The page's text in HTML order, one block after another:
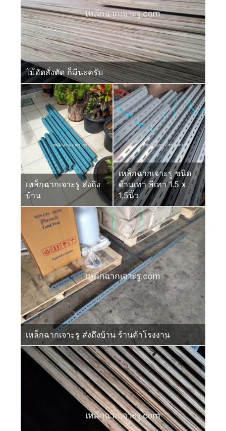
ไม้อัดสั่งตัด ก็มีนะครับ
เหล็กฉากเจาะรู ส่งถึง
บ้าน
เหล็กฉากเจาะรู ชนิด
ด้านเท่า สีเทา 1.5 x
1.5นิ้ว
เหล็กฉากเจาะรู ส่งถึงบ้าน ร้านค้าโรงงาน